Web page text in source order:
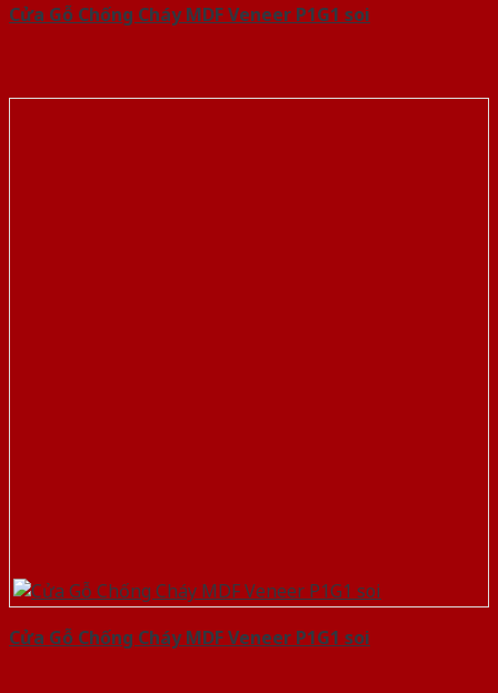
Cửa Gỗ Chống Cháy MDF Veneer P1G1 soi
Cửa Gỗ Chống Cháy MDF Veneer P1G1 soi